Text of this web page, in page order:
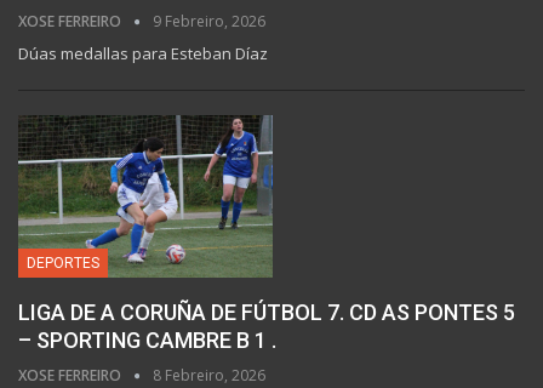
XOSE FERREIRO 9 Febreiro, 2026
Dúas medallas para Esteban Díaz
DEPORTES
LIGA DE A CORUÑA DE FÚTBOL 7. CD AS PONTES 5
– SPORTING CAMBRE B 1 .
XOSE FERREIRO 8 Febreiro, 2026